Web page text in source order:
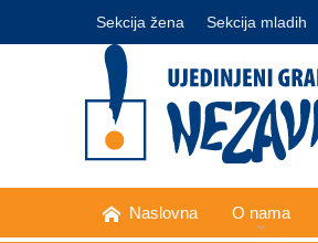
Sekcija žena Sekcija mladih
Naslovna O nama